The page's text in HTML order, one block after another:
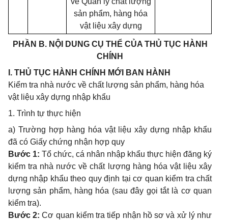
sản phẩm, hàng hóa
vật liệu xây dựng
PHẦN B. NỘI DUNG CỤ THỂ CỦA THỦ TỤC HÀNH
CHÍNH
I. THỦ TỤC HÀNH CHÍNH MỚI BAN HÀNH
Kiểm tra nhà nước về chất lượng sản phẩm, hàng hóa
vật liệu xây dựng nhập khẩu
1. Trình tự thực hiện
a) Trường hợp hàng hóa vật liệu xây dựng nhập khẩu
đã có Giấy chứng nhận hợp quy
Bước 1: Tổ chức, cá nhân nhập khẩu thực hiện đăng ký
kiểm tra nhà nước về chất lượng hàng hóa vật liệu xây
dựng nhập khẩu theo quy định tại cơ quan kiểm tra chất
lượng sản phẩm, hàng hóa (sau đây gọi tắt là cơ quan
kiểm tra).
Bước 2:Cơ quan kiểm tra tiếp nhận hồ sơ và xử lý như